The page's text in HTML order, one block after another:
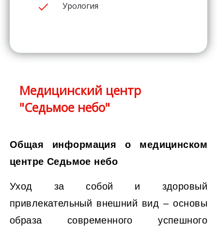
Урология
Медицинский центр
"Седьмое небо"
Общая информация о медицинском
центре Седьмое небо
Уход за собой и здоровый
привлекательный внешний вид – основы
образа современного успешного